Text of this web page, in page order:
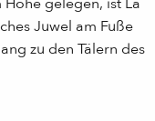
Juwel am Fuße
zu den Tälern des